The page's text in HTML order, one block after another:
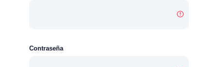
Contraseña